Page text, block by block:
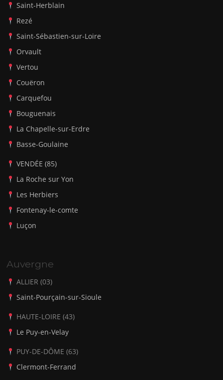
Saint-Herblain
Rezé
Saint-Sébastien-sur-Loire
Orvault
Vertou
Couëron
Carquefou
Bouguenais
La Chapelle-sur-Erdre
Basse-Goulaine
VENDÉE (85)
La Roche sur Yon
Les Herbiers
Fontenay-le-comte
Luçon
Auvergne
ALLIER (03)
Saint-Pourçain-sur-Sioule
HAUTE-LOIRE (43)
Le Puy-en-Velay
PUY-DE-DÔME (63)
Clermont-Ferrand